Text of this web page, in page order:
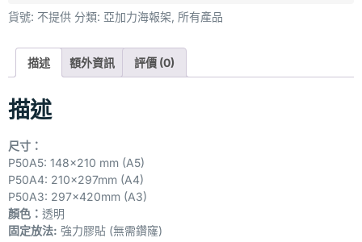
貨號: 不提供 分類: 亞加力海報架 所有產品
描述 額外資訊 評價 (0)
描述
尺寸：
P50A5: 148×210 mm (A5)
P50A4: 210x297mm (A4)
P50A3: 297x420mm (A3)
顏色： 透明
固定放法: 強力膠貼 (無需鑽窿)